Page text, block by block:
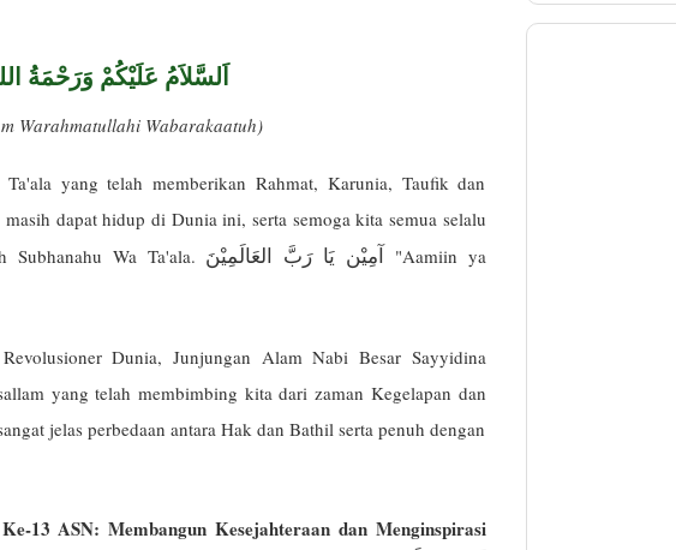
اَلسَّلاَمُ عَلَيْكُمْ وَرَحْمَةُ
Warahmatullahi Wabarakaatuh)
yang telah memberikan Rahmat, Karunia, Taufik dan
dapat hidup di Dunia ini, serta semoga kita semua selalu
Wa Ta'ala. آمِيْن يَا رَبَّ العَالَمِيْنَ "Aamiin ya
Dunia, Junjungan Alam Nabi Besar Sayyidina
yang telah membimbing kita dari zaman Kegelapan dan
jelas perbedaan antara Hak dan Bathil serta penuh dengan
13 ASN: Membangun Kesejahteraan dan Menginspirasi